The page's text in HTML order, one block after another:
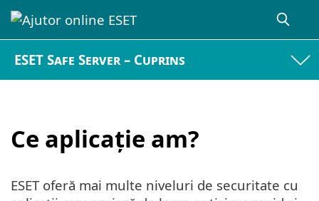
ESET Safe Server – Cuprins
Ce aplicație am?
ESET oferă mai multe niveluri de securitate cu